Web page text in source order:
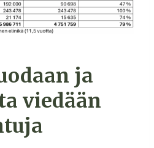
ja
viedään